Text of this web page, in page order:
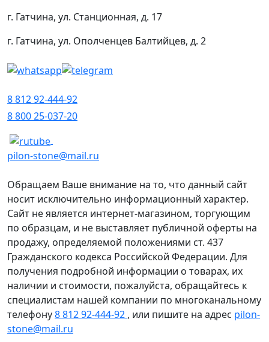
г. Гатчина, ул. Станционная, д. 17
г. Гатчина, ул. Ополченцев Балтийцев, д. 2
8 812 92-444-92
8 800 25-037-20
pilon-stone@mail.ru
Обращаем Ваше внимание на то, что данный сайт
носит исключительно информационный характер.
Сайт не является интернет-магазином, торгующим
по образцам, и не выставляет публичной оферты на
продажу, определяемой положениями ст. 437
Гражданского кодекса Российской Федерации. Для
получения подробной информации о товарах, их
наличии и стоимости, пожалуйста, обращайтесь к
специалистам нашей компании по многоканальному
телефону8 812 92-444-92 , или пишите на адрес pilon-
stone@mail.ru